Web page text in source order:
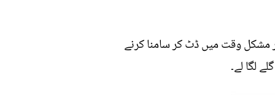
مشکل وقت میں ڈٹ کر سامنا کرنے
لگا لے۔